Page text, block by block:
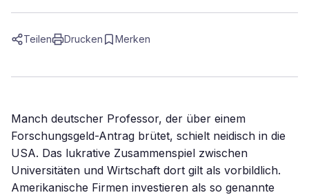
Teilen Drucken Merken
Manch deutscher Professor, der über einem
Forschungsgeld-Antrag brütet, schielt neidisch in die
USA. Das lukrative Zusammenspiel zwischen
Universitäten und Wirtschaft dort gilt als vorbildlich.
Amerikanische Firmen investieren als so genannte